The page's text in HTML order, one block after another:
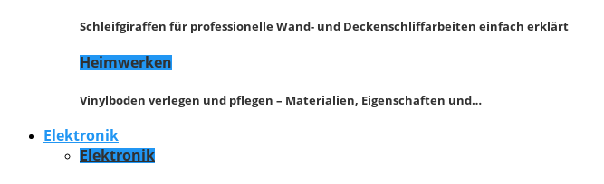
Schleifgiraffen für professionelle Wand- und Deckenschliffarbeiten einfach erklärt
Heimwerken
Vinylboden verlegen und pflegen – Materialien, Eigenschaften und…
Elektronik
Elektronik